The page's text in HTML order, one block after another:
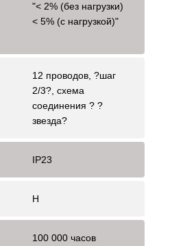
"< 2% (без нагрузки)
< 5% (с нагрузкой)"
12 проводов, ?шаг
2/3?, схема
соединения ? ?
звезда?
IP23
H
100 000 часов